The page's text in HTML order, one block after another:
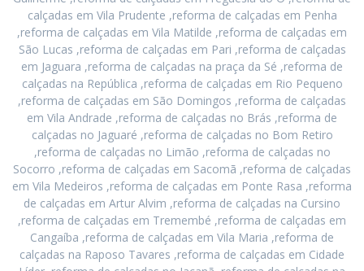
calçadas em Vila Prudente ,reforma de calçadas em Penha
,reforma de calçadas em Vila Matilde ,reforma de calçadas em
São Lucas ,reforma de calçadas em Pari ,reforma de calçadas
em Jaguara ,reforma de calçadas na praça da Sé ,reforma de
calçadas na República ,reforma de calçadas em Rio Pequeno
,reforma de calçadas em São Domingos ,reforma de calçadas
em Vila Andrade ,reforma de calçadas no Brás ,reforma de
calçadas no Jaguaré ,reforma de calçadas no Bom Retiro
,reforma de calçadas no Limão ,reforma de calçadas no
Socorro ,reforma de calçadas em Sacomã ,reforma de calçadas
em Vila Medeiros ,reforma de calçadas em Ponte Rasa ,reforma
de calçadas em Artur Alvim ,reforma de calçadas na Cursino
,reforma de calçadas em Tremembé ,reforma de calçadas em
Cangaíba ,reforma de calçadas em Vila Maria ,reforma de
calçadas na Raposo Tavares ,reforma de calçadas em Cidade